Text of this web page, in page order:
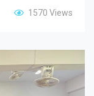
1570 Views